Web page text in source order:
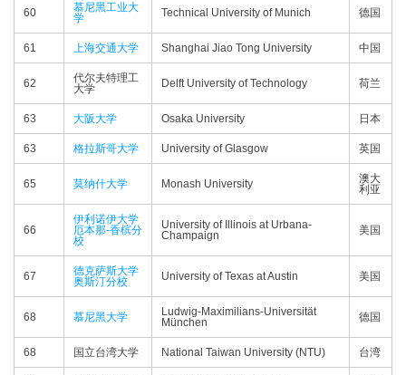
60
慕尼黑工业大
学
Technical University of Munich 德国
61 上海交通大学 Shanghai Jiao Tong University 中国
62
代尔夫特理工
大学
Delft University of Technology 荷兰
63 大阪大学 Osaka University 日本
63 格拉斯哥大学 University of Glasgow 英国
65 莫纳什大学 Monash University
澳大
利亚
66
伊利诺伊大学
厄本那-香槟分
校
University of Illinois at Urbana-
Champaign
美国
67
德克萨斯大学
奥斯汀分校
University of Texas at Austin 美国
68 慕尼黑大学
Ludwig-Maximilians-Universität
München
德国
68 国立台湾大学 National Taiwan University (NTU) 台湾